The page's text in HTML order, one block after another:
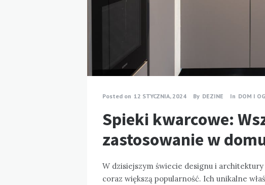
Posted on 12 STYCZNIA, 2024 By DEZINE In DOM I
Spieki kwarcowe:
zastosowanie w
W dzisiejszym świecie designu i
coraz większą popularność. Ich unikalne